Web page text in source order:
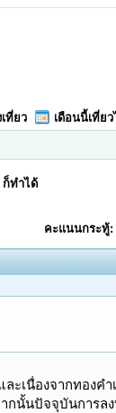
ที่ยว เดือนนี้เที่ย
ก็ทำได้
คะแนนกระทู้:
ะเนื่องจากทองค
กนั้นปัจจุบันการล